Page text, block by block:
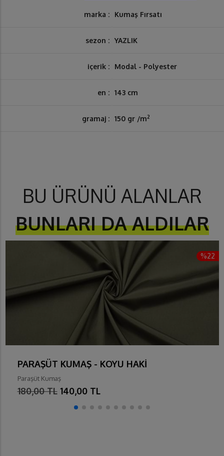
marka : Kumaş Fırsatı
sezon : YAZLIK
içerik : Modal - Polyester
en : 143 cm
gramaj : 150 gr /m2
BU ÜRÜNÜ ALANLAR
BUNLARI DA ALDILAR
%22
PARAŞÜT KUMAŞ - KOYU HAKİ
Paraşüt Kumaş
180,00 TL 140,00 TL